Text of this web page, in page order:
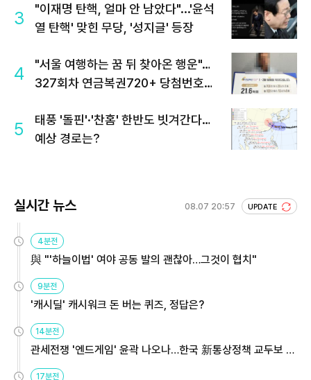
3
"이재명 탄핵, 얼마 안 남았다"...'윤석
열 탄핵' 맞힌 무당, '성지글' 등장
4
"서울 여행하는 꿈 뒤 찾아온 행운"…
327회차 연금복권720+ 당첨번호조
5
태풍 '돌핀'·'찬홈' 한반도 빗겨간다…
예상 경로는?
실시간 뉴스 08.07 20:57 UPDATE
4분전
與 "'하늘이법' 여야 공동 발의 괜찮아…그것이 협치"
9분전
'캐시딜' 캐시워크 돈 버는 퀴즈, 정답은?
14분전
관세전쟁 '엔드게임' 윤곽 나오나…한국 新통상정책 교두보 활
용해야
17분전